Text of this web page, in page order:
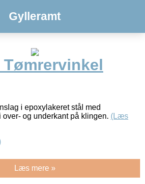
Gylleramt
i epoxylakeret stål med
og underkant på klingen. (Læs
Læs mere »